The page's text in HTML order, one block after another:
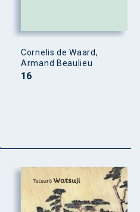
Cornelis de Waard,
Armand Beaulieu
16